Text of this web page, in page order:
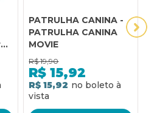
PATRULHA CANINA -
PATRULHA CANINA
MOVIE
R$ 19,90
R$ 15,92
R$ 15,92